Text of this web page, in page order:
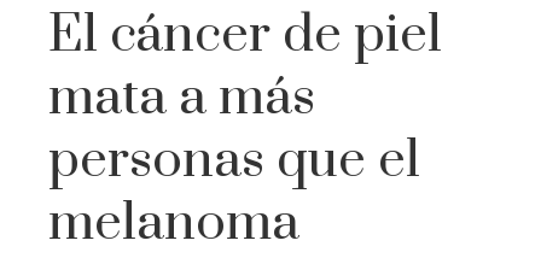
El cáncer de piel
mata a más
personas que el
melanoma